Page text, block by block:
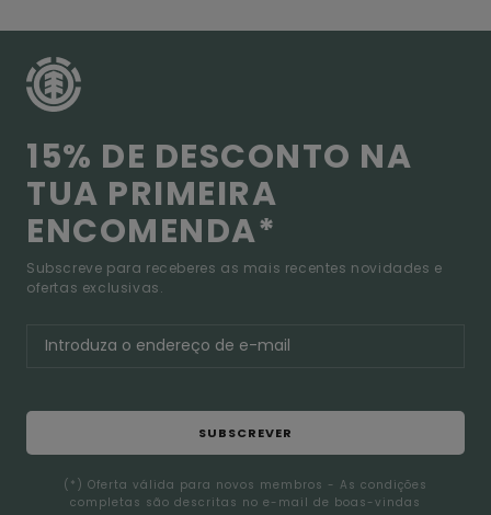
15% DE DESCONTO NA
TUA PRIMEIRA
ENCOMENDA*
Subscreve para receberes as mais recentes novidades e
ofertas exclusivas.
SUBSCREVER
(*) Oferta válida para novos membros - As condições
completas são descritas no e-mail de boas-vindas